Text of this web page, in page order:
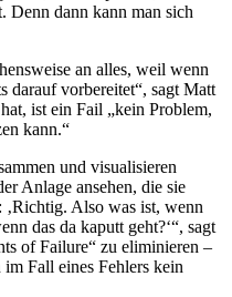
Denn dann kann man sich
an alles, weil wenn
darauf vorbereitet“, sagt Matt
ist ein Fail „kein Problem,
kann.“
und visualisieren
Anlage ansehen, die sie
‚Richtig. Also was ist, wenn
das da kaputt geht?‘“, sagt
of Failure“ zu eliminieren –
Fall eines Fehlers kein